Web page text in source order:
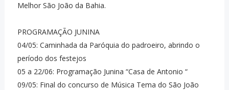
Melhor São João da Bahia.
PROGRAMAÇÃO JUNINA
04/05: Caminhada da Paróquia do padroeiro, abrindo o
período dos festejos
05 a 22/06: Programação Junina “Casa de Antonio “
09/05: Final do concurso de Música Tema do São João